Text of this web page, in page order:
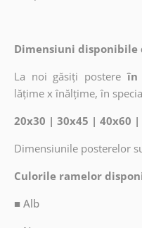
Dimensiuni disponibile
La noi găsiți postere în
lățime x înălțime, în
20x30 | 30x45 | 40x60 |
Dimensiunile posterelor
Culorile ramelor
■ Alb